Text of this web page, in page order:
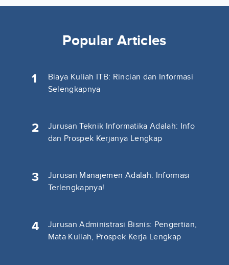
Popular Articles
1
Biaya Kuliah ITB: Rincian dan Informasi
Selengkapnya
2
Jurusan Teknik Informatika Adalah: Info
dan Prospek Kerjanya Lengkap
3
Jurusan Manajemen Adalah: Informasi
Terlengkapnya!
4
Jurusan Administrasi Bisnis: Pengertian,
Mata Kuliah, Prospek Kerja Lengkap